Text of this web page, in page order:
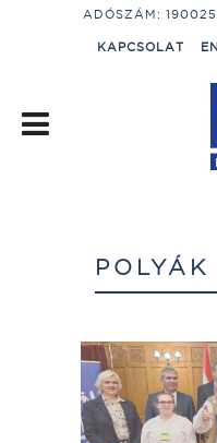
ADÓSZÁM:
KAPCSOLAT
EN